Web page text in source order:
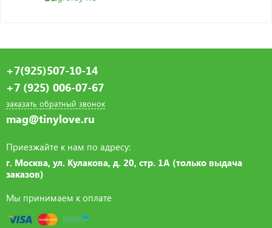
+7(925)507-10-14
+7 (925) 006-07-67
заказать обратный звонок
mag@tinylove.ru
Приезжайте к нам по адресу:
г. Москва, ул. Кулакова, д. 20, стр. 1А (только выдача
заказов)
Мы принимаем к оплате